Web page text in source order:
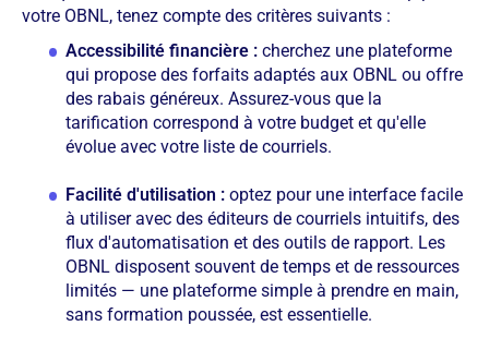
votre OBNL, tenez compte des critères suivants :
Accessibilité financière : cherchez une plateforme
qui propose des forfaits adaptés aux OBNL ou offre
des rabais généreux. Assurez-vous que la
tarification correspond à votre budget et qu'elle
évolue avec votre liste de courriels.
Facilité d'utilisation : optez pour une interface facile
à utiliser avec des éditeurs de courriels intuitifs, des
flux d'automatisation et des outils de rapport. Les
OBNL disposent souvent de temps et de ressources
limités — une plateforme simple à prendre en main,
sans formation poussée, est essentielle.